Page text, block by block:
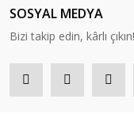
SOSYAL MEDYA
Bizi takip edin, kârlı çıkın!